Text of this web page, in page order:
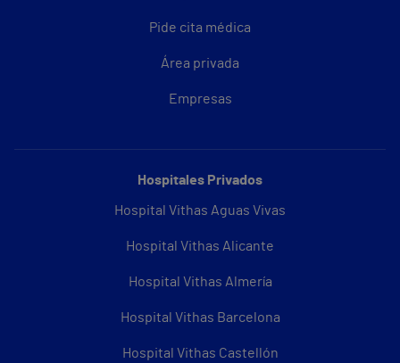
Pide cita médica
Área privada
Empresas
Hospitales Privados
Hospital Vithas Aguas Vivas
Hospital Vithas Alicante
Hospital Vithas Almería
Hospital Vithas Barcelona
Hospital Vithas Castellón